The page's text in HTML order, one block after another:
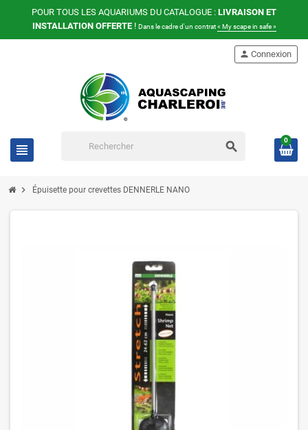
POUR TOUS LES AQUARIUMS DU CATALOGUE : LIVRAISON ET
INSTALLATION OFFERTE! Dans le cadre d'un contrat« My scape in safe »
view_headline search
person Connexion
0
chevron_right Épuisette pour crevettes DENNERLE NANO